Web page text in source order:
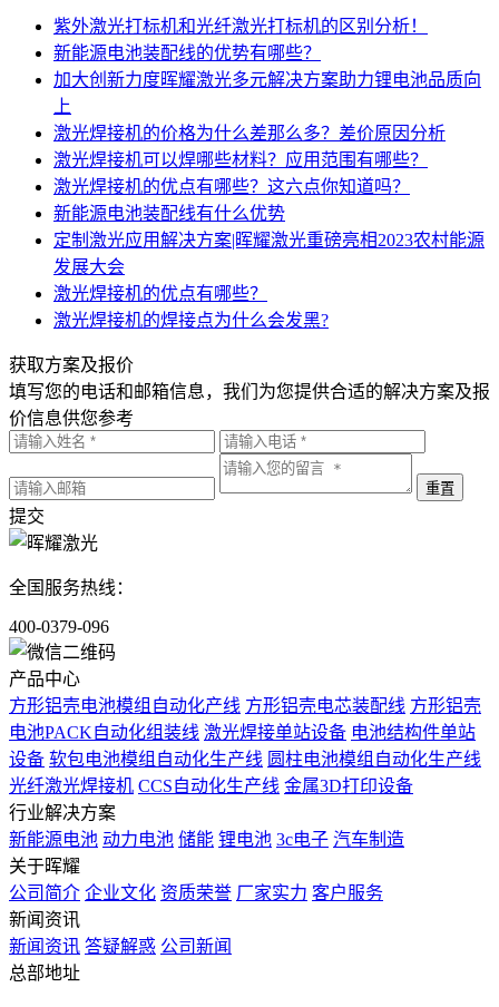
紫外激光打标机和光纤激光打标机的区别分析！
新能源电池装配线的优势有哪些？
加大创新力度晖耀激光多元解决方案助力锂电池品质向
上
激光焊接机的价格为什么差那么多？差价原因分析
激光焊接机可以焊哪些材料？应用范围有哪些？
激光焊接机的优点有哪些？这六点你知道吗？
新能源电池装配线有什么优势
定制激光应用解决方案|晖耀激光重磅亮相2023农村能源
发展大会
激光焊接机的优点有哪些？
激光焊接机的焊接点为什么会发黑?
获取方案及报价
填写您的电话和邮箱信息，我们为您提供合适的解决方案及报
价信息供您参考
提交
全国服务热线：
400-0379-096
产品中心
方形铝壳电池模组自动化产线 方形铝壳电芯装配线 方形铝壳
电池PACK自动化组装线 激光焊接单站设备 电池结构件单站
设备 软包电池模组自动化生产线 圆柱电池模组自动化生产线
光纤激光焊接机 CCS自动化生产线 金属3D打印设备
行业解决方案
新能源电池 动力电池 储能 锂电池 3c电子 汽车制造
关于晖耀
公司简介 企业文化 资质荣誉 厂家实力 客户服务
新闻资讯
新闻资讯 答疑解惑 公司新闻
总部地址